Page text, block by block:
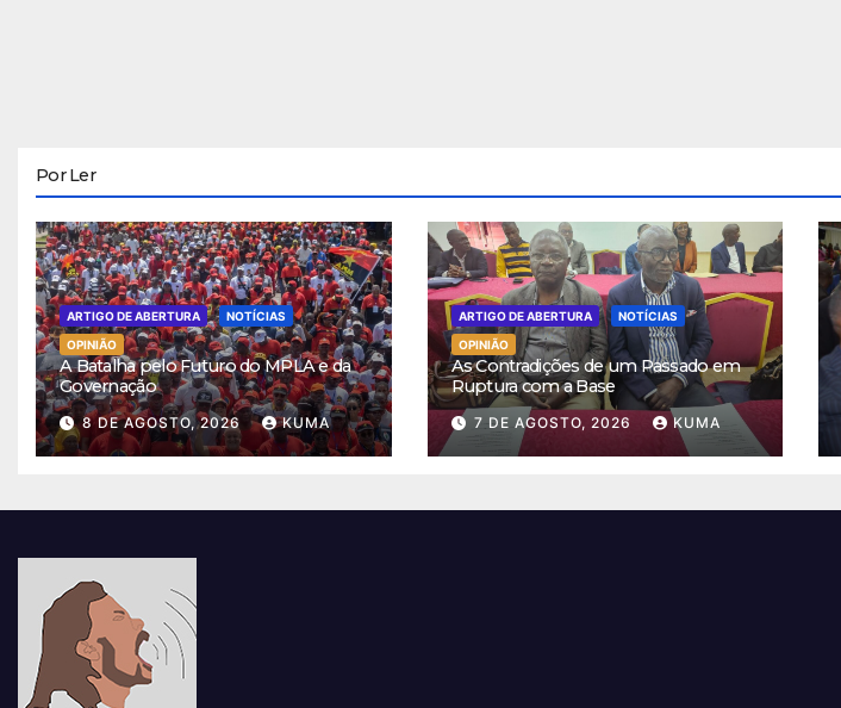
Por Ler
ARTIGO DE ABERTURA
NOTÍCIAS
OPINIÃO
A Batalha pelo Futuro do MPLA e da
Governação
8 DE AGOSTO, 2026 KUMA
ARTIGO DE ABERTURA
NOTÍCIAS
OPINIÃO
As Contradições de um Passado em
Ruptura com a Base
7 DE AGOSTO, 2026 KUMA